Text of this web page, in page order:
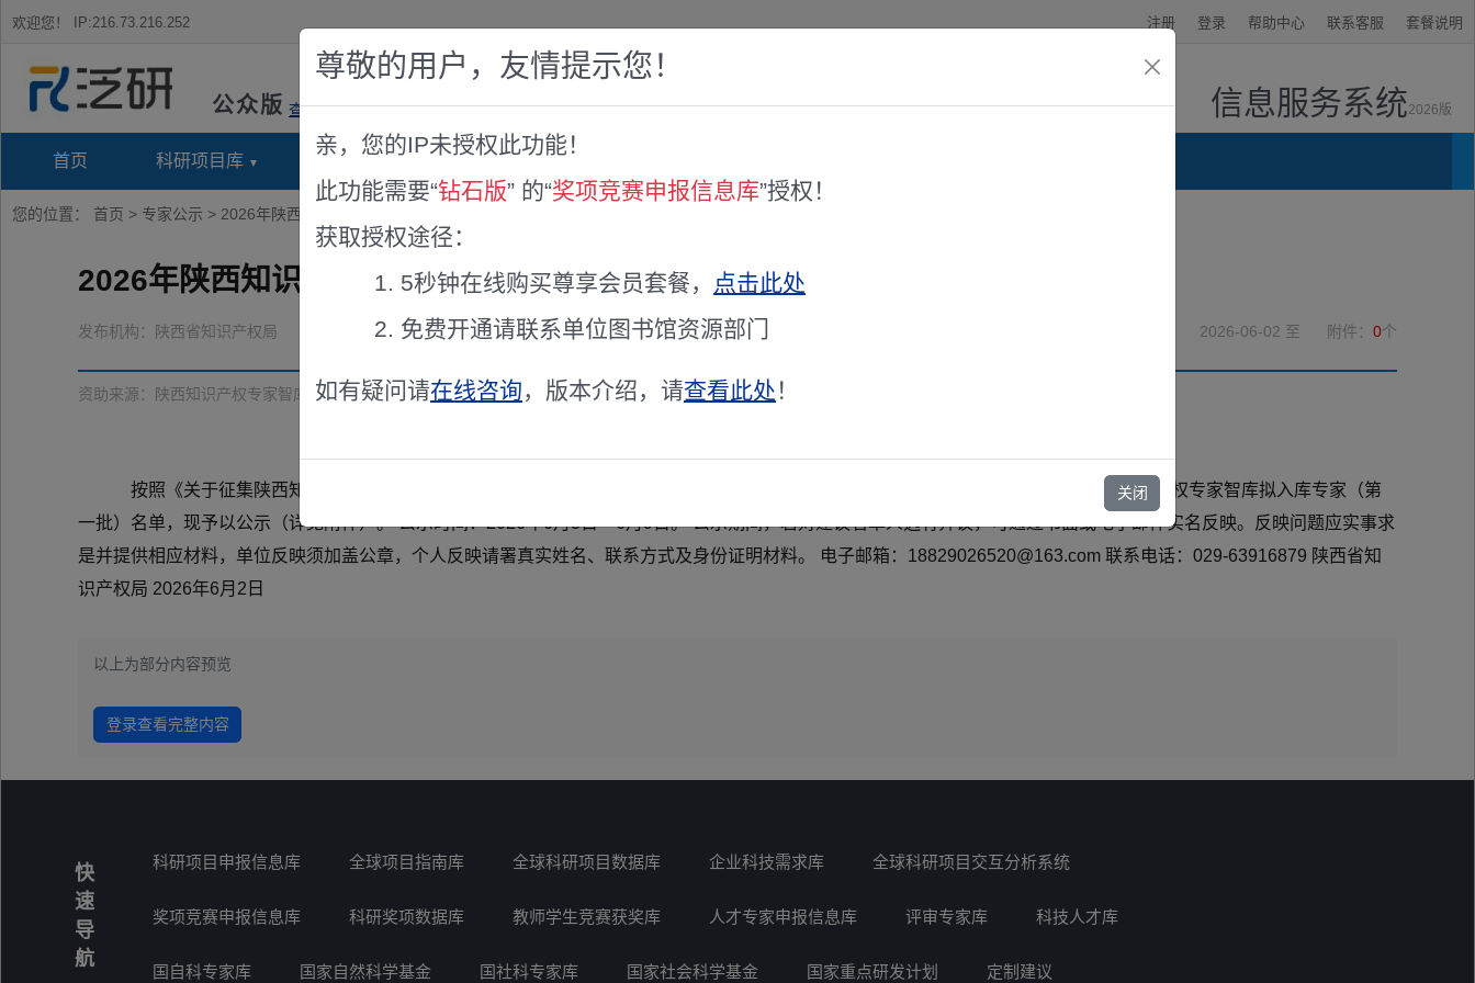
欢迎您！ IP:216.73.216.252 注册 登录 帮助中心 联系客服 套餐说明
公众版 查看说明 信息服务系统2026版
首页 科研项目库 项目指南库 奖项竞赛库
您的位置： 首页 > 专家公示 > 2026年陕西知识产权专家智库拟入库专家（第一批）名单公示
2026年陕西知识产权专家智库拟入库专家（第一批）名单公示
发布机构： 陕西省知识产权局 2026-06-02 至 附件： 0个
资助来源： 陕西知识产权专家智库
按照《关于征集陕西知识产权智库专家的通知》要求，通过个人申报、单位推荐、资格审查、专家评审等程序，确定2026年陕西知识产权专家智库拟入库专家（第
一批）名单，现予以公示（详见附件）。 公示时间：2026年6月3日—6月9日。 公示期间，若对建议名单人选有异议，可通过书面或电子邮件实名反映。反映问题应实事求
是并提供相应材料，单位反映须加盖公章，个人反映请署真实姓名、联系方式及身份证明材料。 电子邮箱：18829026520@163.com 联系电话：029-63916879 陕西省知
识产权局 2026年6月2日
以上为部分内容预览
登录查看完整内容
快
速
导
航
科研项目申报信息库 全球项目指南库 全球科研项目数据库 企业科技需求库 全球科研项目交互分析系统
奖项竞赛申报信息库 科研奖项数据库 教师学生竞赛获奖库 人才专家申报信息库 评审专家库 科技人才库
国自科专家库 国家自然科学基金 国社科专家库 国家社会科学基金 国家重点研发计划 定制建议
尊敬的用户，友情提示您！
亲，您的IP未授权此功能！
此功能需要“钻石版” 的“奖项竞赛申报信息库”授权！
获取授权途径：
5秒钟在线购买尊享会员套餐，
点击此处
免费开通请联系单位图书馆资源部门
如有疑问请在线咨询，版本介绍，请查看此处 ！
关闭